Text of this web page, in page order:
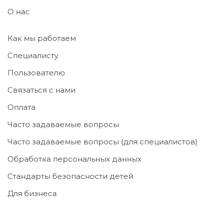
О нас
Как мы работаем
Специалисту
Пользователю
Связаться с нами
Оплата
Часто задаваемые вопросы
Часто задаваемые вопросы (для специалистов)
Обработка персональных данных
Стандарты безопасности детей
Для бизнеса